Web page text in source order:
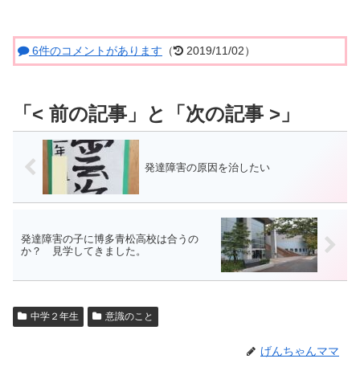
6件のコメントがあります （ 2019/11/02）
発達障害の原因を治したい
発達障害の子に博多青松高校は合うの
か？ 見学してきました。
中学２年生 意識のこと
げんちゃんママ